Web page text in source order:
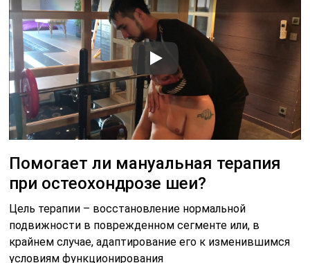
Помогает ли мануальная терапия
при остеохондрозе шеи?
Цель терапии – восстановление нормальной
подвижности в поврежденном сегменте или, в
крайнем случае, адаптирование его к изменившимся
условиям функционирования